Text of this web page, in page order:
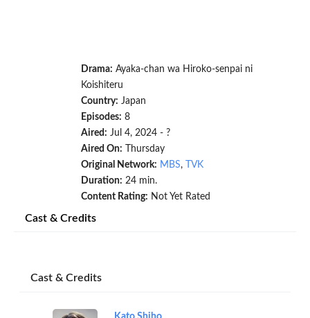
Drama: Ayaka-chan wa Hiroko-senpai ni
Koishiteru
Country: Japan
Episodes: 8
Aired: Jul 4, 2024 - ?
Aired On: Thursday
Original Network: MBS,
TVK
Duration: 24 min.
Content Rating: Not Yet Rated
Cast & Credits
Cast & Credits